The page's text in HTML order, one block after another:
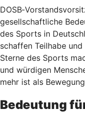
gesellschaftliche
des Sports in
schaffen Teilhabe
Sterne des Sports
und würdigen
mehr ist als
Bedeutung